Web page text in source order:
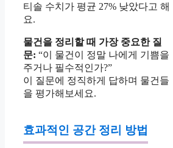
티솔 수치가 평균 27% 낮았다고 해
요.
물건을 정리할 때 가장 중요한 질
문: “이 물건이 정말 나에게 기쁨을
주거나 필수적인가?”
이 질문에 정직하게 답하며 물건들
을 평가해보세요.
효과적인 공간 정리 방법